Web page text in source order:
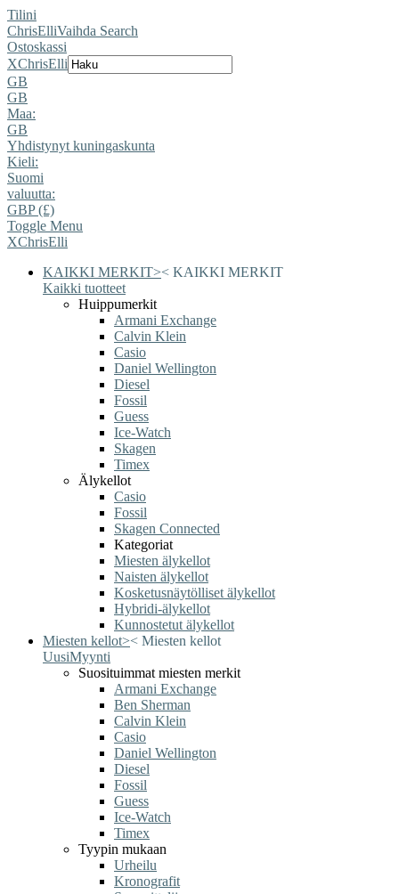
Tilini
ChrisElliVaihda Search
Ostoskassi
XChrisElli
GB
GB
Maa:
GB
Yhdistynyt kuningaskunta
Kieli:
Suomi
valuutta:
GBP (£)
Toggle Menu
XChrisElli
KAIKKI MERKIT>< KAIKKI MERKIT
Kaikki tuotteet
Huippumerkit
Armani Exchange
Calvin Klein
Casio
Daniel Wellington
Diesel
Fossil
Guess
Ice-Watch
Skagen
Timex
Älykellot
Casio
Fossil
Skagen Connected
Kategoriat
Miesten älykellot
Naisten älykellot
Kosketusnäytölliset älykellot
Hybridi-älykellot
Kunnostetut älykellot
Miesten kellot>< Miesten kellot
UusiMyynti
Suosituimmat miesten merkit
Armani Exchange
Ben Sherman
Calvin Klein
Casio
Daniel Wellington
Diesel
Fossil
Guess
Ice-Watch
Timex
Tyypin mukaan
Urheilu
Kronografit